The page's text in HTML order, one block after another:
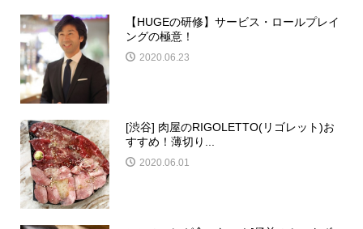
【HUGEの研修】サービス・ロールプレイ
ングの極意！
2020.06.23
[渋谷] 肉屋のRIGOLETTO(リゴレット)お
すすめ！薄切り...
2020.06.01